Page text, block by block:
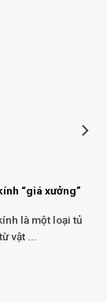
“giá xưởng”
là một loại tủ
vật ...